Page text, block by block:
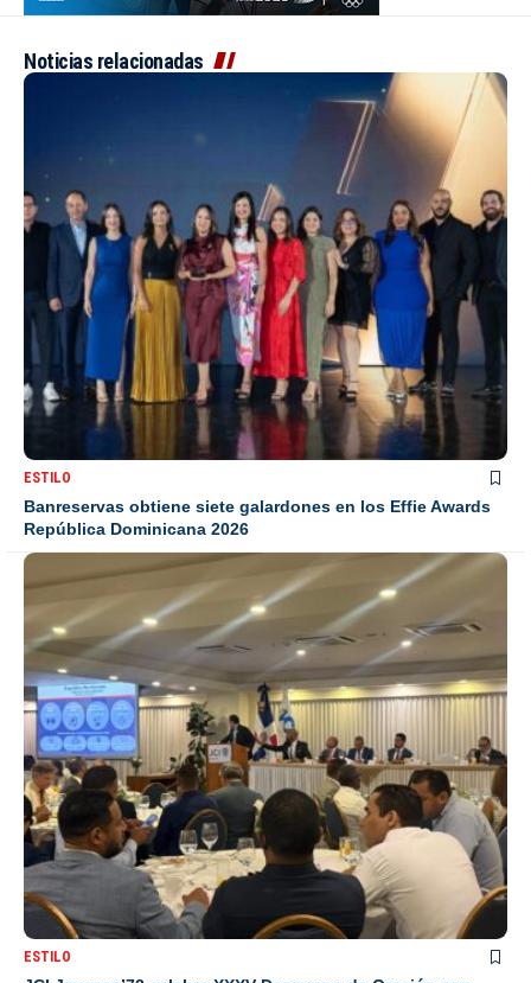
Noticias relacionadas
ESTILO
Banreservas obtiene siete galardones en los Effie Awards
República Dominicana 2026
ESTILO